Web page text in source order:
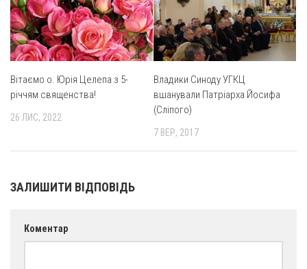
Св. Йосифа ОПДМ
Монастир сестер милосердя Св. Вінкентія. Дім Милосердя
Монастир Успення Пресвятої Богородиці Сестер Чину
Святого Василія Великого
Комісії
Катехитична комісія
Комісія з питань душпастирства охорони здоров’я
Квіти Слобожанщини
Вітаємо о. Юрія Целепа з 5-
річчям священства!
26 ЛИС, 2022
Владики Синоду УГКЦ
вшанували Патріарха Йосифа
(Сліпого)
7 ВЕР, 2017
ЗАЛИШИТИ ВІДПОВІДЬ
Коментар